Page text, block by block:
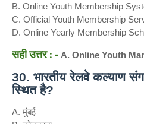
B. Online Youth Membership
C. Official Youth Membership
D. Online Yearly Membership
सही उत्तर : - A. Online Youth
30. भारतीय रेलवे कल्याण
स्थित है?
A. मुंबई